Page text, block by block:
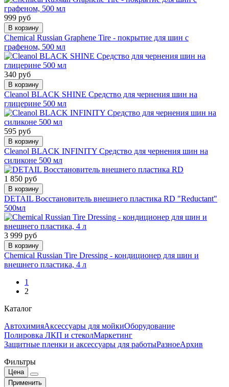
999 руб
В корзину
Chemical Russian Graphene Tire - покрытие для шин с
графеном, 500 мл
340 руб
В корзину
Cleanol BLACK SHINE Средство для чернения шин на
глицерине 500 мл
595 руб
В корзину
Cleanol BLACK INFINITY Средство для чернения шин на
силиконе 500 мл
1 850 руб
В корзину
DETAIL Восстановитель внешнего пластика RD "Reductant"
500мл
3 999 руб
В корзину
Chemical Russian Tire Dressing - кондиционер для шин и
внешнего пластика, 4 л
1
2
Каталог
АвтохимияАксессуары для мойкиОборудование
Полировка ЛКП и стеколМаркетинг
Защитные пленки и аксессуары для работыРазноеАрхив
Фильтры
Цена
Применить